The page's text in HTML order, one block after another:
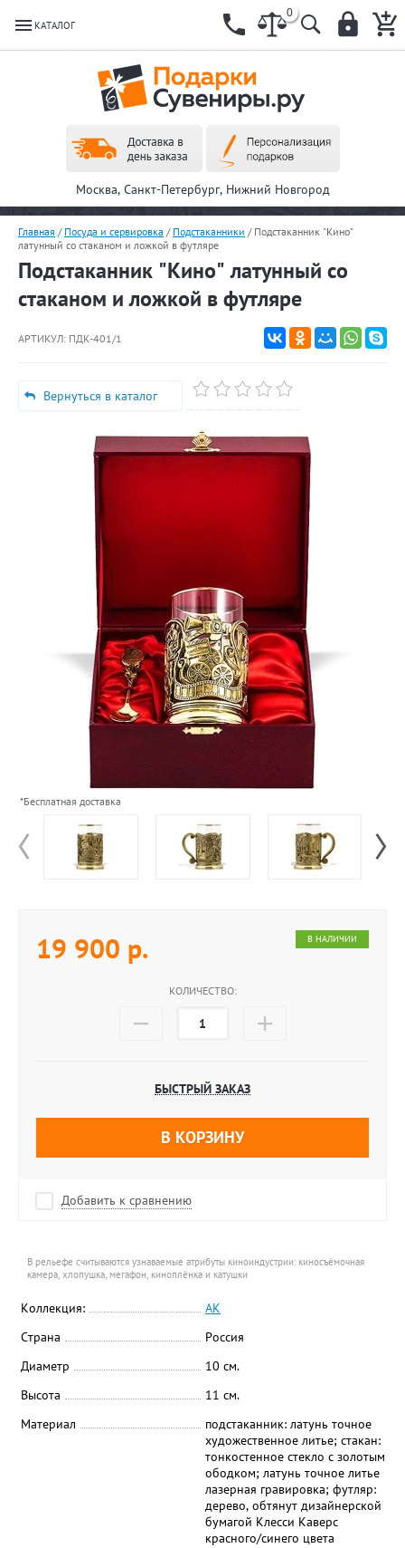
КАТАЛОГ
0
Москва, Санкт-Петербург, Нижний Новгород
Главная / Посуда и сервировка / Подстаканники / Подстаканник "Кино"
латунный со стаканом и ложкой в футляре
Подстаканник "Кино" латунный со
стаканом и ложкой в футляре
АРТИКУЛ: ПДК-401/1
Вернуться в каталог
*Бесплатная доставка
В рельефе считываются узнаваемые атрибуты киноиндустрии: киносъёмочная
камера, хлопушка, мегафон, киноплёнка и катушки
Коллекция:
АК
Страна
Россия
Диаметр
10 см.
Высота
11 см.
Материал
подстаканник: латунь точное
художественное литье; стакан:
тонкостенное стекло с золотым
ободком; латунь точное литье
лазерная гравировка; футляр:
дерево, обтянут дизайнерской
бумагой Клесси Каверс
красного/синего цвета
19 900 р. В НАЛИЧИИ
КОЛИЧЕСТВО:
БЫСТРЫЙ ЗАКАЗ
В КОРЗИНУ
Добавить к сравнению